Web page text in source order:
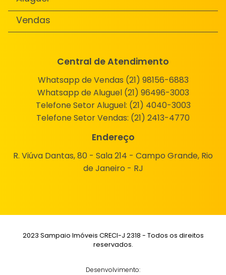
Vendas
Central de Atendimento
Whatsapp de Vendas (21) 98156-6883
Whatsapp de Aluguel (21) 96496-3003
Telefone Setor Aluguel: (21) 4040-3003
Telefone Setor Vendas: (21) 2413-4770
Endereço
R. Viúva Dantas, 80 - Sala 214 - Campo Grande, Rio
de Janeiro - RJ
2023 Sampaio Imóveis CRECI-J 2318 - Todos os direitos
reservados.
Desenvolvimento: